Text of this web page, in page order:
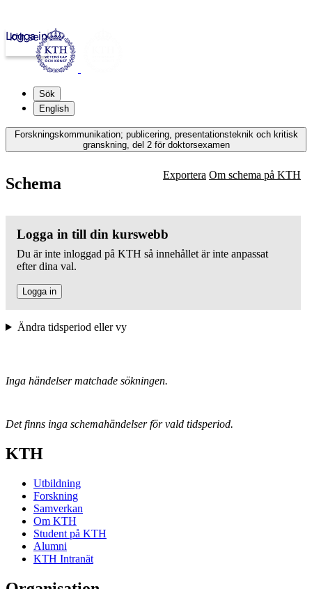
kth.se
Logga in
Sök
English
Forskningskommunikation; publicering, presentationsteknik och kritisk
granskning, del 2 för doktorsexamen
Schema Exportera Om schema på KTH
Logga in till din kurswebb
Du är inte inloggad på KTH så innehållet är inte anpassat
efter dina val.
Logga in
Ändra tidsperiod eller vy
Inga händelser matchade sökningen.
Det finns inga schemahändelser för vald tidsperiod.
KTH
Utbildning
Forskning
Samverkan
Om KTH
Student på KTH
Alumni
KTH Intranät